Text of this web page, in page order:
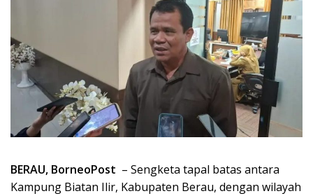
BERAU, BorneoPost – Sengketa tapal batas antara
Kampung Biatan Ilir, Kabupaten Berau, dengan wilayah